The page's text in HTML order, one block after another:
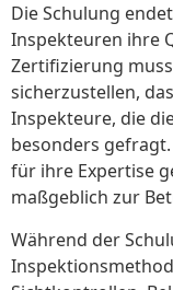
Die Schulung
Inspekteuren ihre
Zertifizierung
sicherzustellen,
Inspekteure, die
besonders
für ihre Expertise
maßgeblich zur
Während der